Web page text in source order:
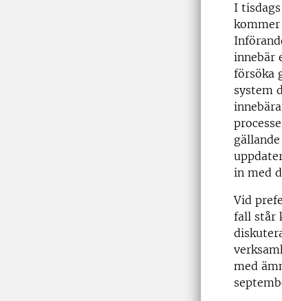
I
innebär
försöka
system
in med
Vid
fall står
med